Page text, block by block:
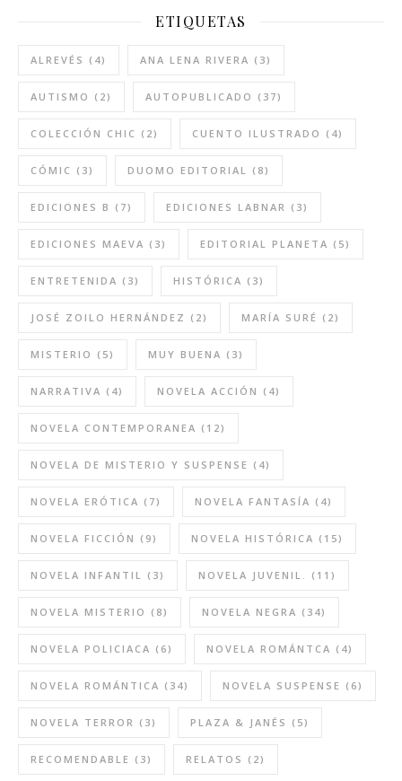
ETIQUETAS
ALREVÉS (4) ANA LENA RIVERA (3)
AUTISMO (2) AUTOPUBLICADO (37)
COLECCIÓN CHIC (2) CUENTO ILUSTRADO (4)
CÓMIC (3) DUOMO EDITORIAL (8)
EDICIONES B (7) EDICIONES LABNAR (3)
EDICIONES MAEVA (3) EDITORIAL PLANETA (5)
ENTRETENIDA (3) HISTÓRICA (3)
JOSÉ ZOILO HERNÁNDEZ (2) MARÍA SURÉ (2)
MISTERIO (5) MUY BUENA (3)
NARRATIVA (4) NOVELA ACCIÓN (4)
NOVELA CONTEMPORANEA (12)
NOVELA DE MISTERIO Y SUSPENSE (4)
NOVELA ERÓTICA (7) NOVELA FANTASÍA (4)
NOVELA FICCIÓN (9) NOVELA HISTÓRICA (15)
NOVELA INFANTIL (3) NOVELA JUVENIL. (11)
NOVELA MISTERIO (8) NOVELA NEGRA (34)
NOVELA POLICIACA (6) NOVELA ROMÁNTCA (4)
NOVELA ROMÁNTICA (34) NOVELA SUSPENSE (6)
NOVELA TERROR (3) PLAZA & JANÉS (5)
RECOMENDABLE (3) RELATOS (2)